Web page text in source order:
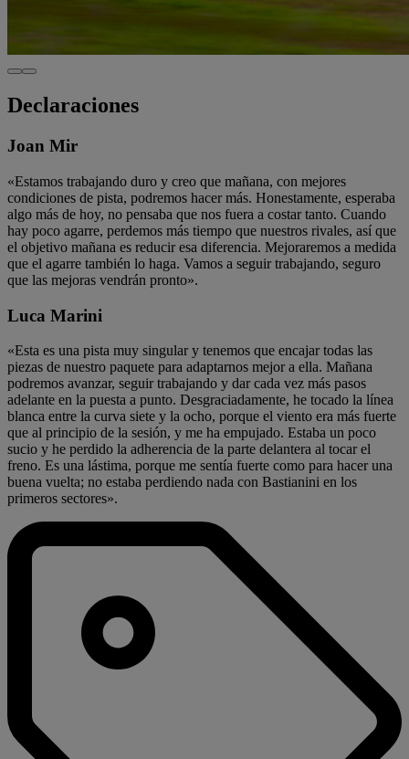
Declaraciones
Joan Mir
«Estamos trabajando duro y creo que mañana, con mejores
condiciones de pista, podremos hacer más. Honestamente, esperaba
algo más de hoy, no pensaba que nos fuera a costar tanto. Cuando
hay poco agarre, perdemos más tiempo que nuestros rivales, así que
el objetivo mañana es reducir esa diferencia. Mejoraremos a medida
que el agarre también lo haga. Vamos a seguir trabajando, seguro
que las mejoras vendrán pronto».
Luca Marini
«Esta es una pista muy singular y tenemos que encajar todas las
piezas de nuestro paquete para adaptarnos mejor a ella. Mañana
podremos avanzar, seguir trabajando y dar cada vez más pasos
adelante en la puesta a punto. Desgraciadamente, he tocado la línea
blanca entre la curva siete y la ocho, porque el viento era más fuerte
que al principio de la sesión, y me ha empujado. Estaba un poco
sucio y he perdido la adherencia de la parte delantera al tocar el
freno. Es una lástima, porque me sentía fuerte como para hacer una
buena vuelta; no estaba perdiendo nada con Bastianini en los
primeros sectores».